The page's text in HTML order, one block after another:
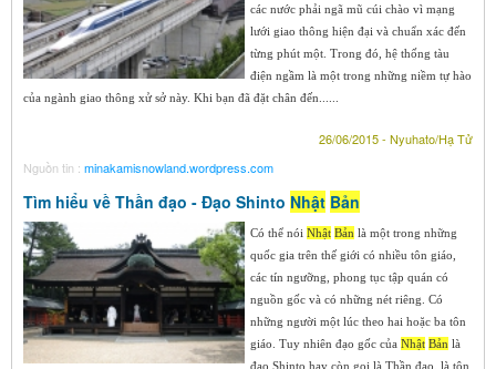
các nước phải ngã mũ cúi chào vì mạng
lưới giao thông hiện đại và chuẩn xác đến
từng phút một. Trong đó, hệ thống tàu
điện ngầm là một trong những niềm tự hào
của ngành giao thông xử sở này. Khi bạn đã đặt chân đến......
26/06/2015 - Nyuhato/Hạ Tử
Nguồn tin : minakamisnowland.wordpress.com
Tìm hiểu về Thần đạo - Đạo Shinto Nhật Bản
Có thể nói Nhật Bản là một trong những
quốc gia trên thế giới có nhiều tôn giáo,
các tín ngưỡng, phong tục tập quán có
nguồn gốc và có những nét riêng. Có
những người một lúc theo hai hoặc ba tôn
giáo. Tuy nhiên đạo gốc của Nhật Bản là
đạo Shinto hay còn gọi là Thần đạo, là tôn